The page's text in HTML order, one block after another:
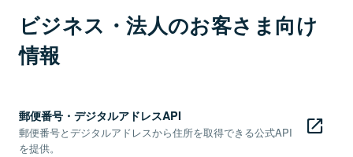
ビジネス・法人のお客さま向け
情報
郵便番号・デジタルアドレスAPI
郵便番号とデジタルアドレスから住所を取得できる公式API
を提供。